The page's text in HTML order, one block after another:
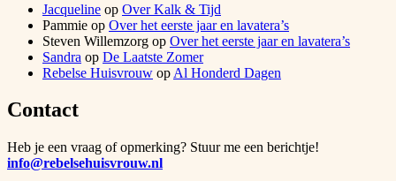
Jacqueline op Over Kalk & Tijd
Pammie op Over het eerste jaar en lavatera’s
Steven Willemzorg op Over het eerste jaar en lavatera’s
Sandra op De Laatste Zomer
Rebelse Huisvrouw op Al Honderd Dagen
Contact
Heb je een vraag of opmerking? Stuur me een berichtje!
info@rebelsehuisvrouw.nl